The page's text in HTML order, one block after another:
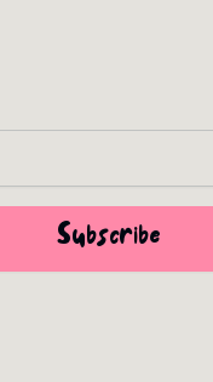
Subscribe